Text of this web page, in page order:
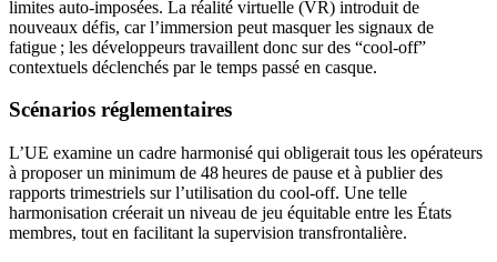
limites auto‑imposées. La réalité virtuelle (VR) introduit de
nouveaux défis, car l’immersion peut masquer les signaux de
fatigue ; les développeurs travaillent donc sur des “cool‑off”
contextuels déclenchés par le temps passé en casque.
Scénarios réglementaires
L’UE examine un cadre harmonisé qui obligerait tous les opérateurs
à proposer un minimum de 48 heures de pause et à publier des
rapports trimestriels sur l’utilisation du cool‑off. Une telle
harmonisation créerait un niveau de jeu équitable entre les États
membres, tout en facilitant la supervision transfrontalière.